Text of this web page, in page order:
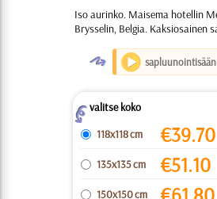
Iso aurinko. Maisema hotellin
Brysselin, Belgia. Kaksiosainen
O
Zvalitse koko
118x118 cm
€39.70
135x135 cm €51.10
150x150 cm